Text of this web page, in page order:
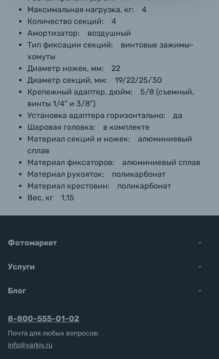
Максимальная нагрузка, кг: 4
Количество секций: 4
Амортизатор: воздушный
Тип фиксации секций: винтовые зажимы-
хомуты
Диаметр ножек, мм: 22
Диаметр секций, мм: 19/22/25/30
Крепежный адаптер, дюйм: 5/8 (съемный,
винты 1/4" и 3/8")
Установка адаптера горизонтально: да
Шаровая головка: в комплекте
Материал секций и ножек: алюминиевый
сплав
Материал фиксаторов: алюминиевый сплав
Материал рукояток: поликарбонат
Материал крестовин: поликарбонат
Вес, кг 1,15
Фотомаркет
Услуги
Блог
8-800-555-01-02
Почта для любых вопросов:
info@yarkiy.ru